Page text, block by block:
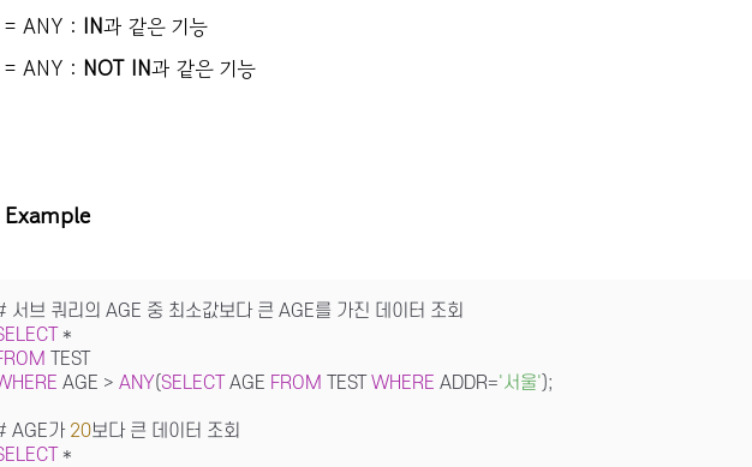
= ANY : IN과 같은 기능
= ANY : NOT IN과 같은 기능
Example
*
TEST
AGE > ANY(SELECT AGE FROM TEST WHERE ADDR='서울');
AGE가 20
*